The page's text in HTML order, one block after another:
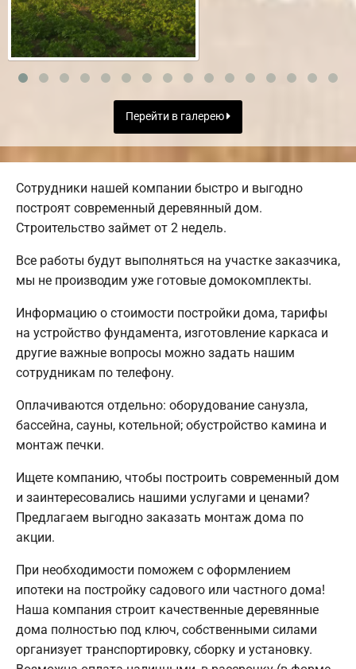
Перейти в галерею
Сотрудники нашей компании быстро и выгодно
построят современный деревянный дом.
Строительство займет от 2 недель.
Все работы будут выполняться на участке заказчика,
мы не производим уже готовые домокомплекты.
Информацию о стоимости постройки дома, тарифы
на устройство фундамента, изготовление каркаса и
другие важные вопросы можно задать нашим
сотрудникам по телефону.
Оплачиваются отдельно: оборудование санузла,
бассейна, сауны, котельной; обустройство камина и
монтаж печки.
Ищете компанию, чтобы построить современный дом
и заинтересовались нашими услугами и ценами?
Предлагаем выгодно заказать монтаж дома по
акции.
При необходимости поможем с оформлением
ипотеки на постройку садового или частного дома!
Наша компания строит качественные деревянные
дома полностью под ключ, собственными силами
организует транспортировку, сборку и установку.